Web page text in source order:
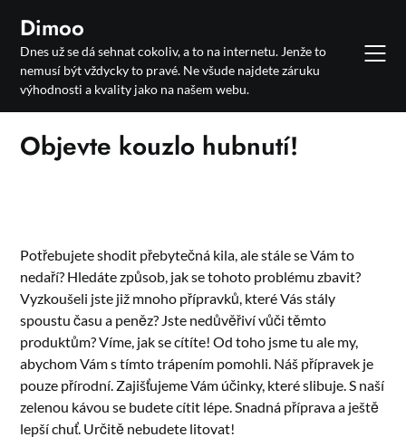
content
Dimoo
Dnes už se dá sehnat cokoliv, a to na internetu. Jenže to
nemusí být vždycky to pravé. Ne všude najdete záruku
výhodnosti a kvality jako na našem webu.
Objevte kouzlo hubnutí!
Potřebujete shodit přebytečná kila, ale stále se Vám to
nedaří? Hledáte způsob, jak se tohoto problému zbavit?
Vyzkoušeli jste již mnoho přípravků, které Vás stály
spoustu času a peněz? Jste nedůvěřiví vůči těmto
produktům? Víme, jak se cítíte! Od toho jsme tu ale my,
abychom Vám s tímto trápením pomohli. Náš přípravek je
pouze přírodní. Zajišťujeme Vám účinky, které slibuje. S naší
zelenou kávou se budete cítit lépe. Snadná příprava a ještě
lepší chuť. Určitě nebudete litovat!